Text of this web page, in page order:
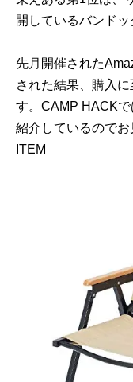
開しているバンド
先月開催された
された結果、購入
す。CAMP HACK
紹介しているのでお
ITEM